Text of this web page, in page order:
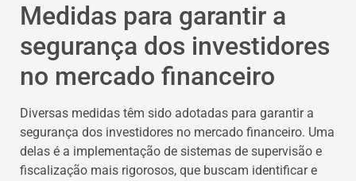
Medidas para garantir a
segurança dos investidores
no mercado financeiro
Diversas medidas têm sido adotadas para garantir a
segurança dos investidores no mercado financeiro. Uma
delas é a implementação de sistemas de supervisão e
fiscalização mais rigorosos, que buscam identificar e